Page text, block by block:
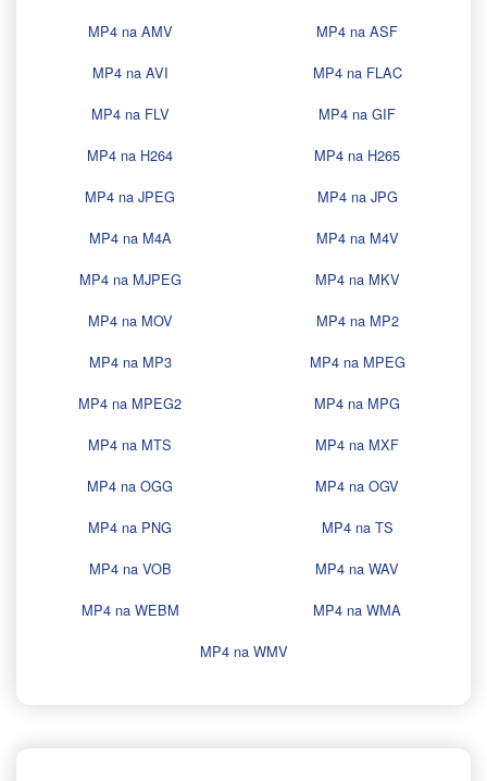
MP4 na AMV
MP4 na ASF
MP4 na AVI
MP4 na FLAC
MP4 na FLV
MP4 na GIF
MP4 na H264
MP4 na H265
MP4 na JPEG
MP4 na JPG
MP4 na M4A
MP4 na M4V
MP4 na MJPEG
MP4 na MKV
MP4 na MOV
MP4 na MP2
MP4 na MP3
MP4 na MPEG
MP4 na MPEG2
MP4 na MPG
MP4 na MTS
MP4 na MXF
MP4 na OGG
MP4 na OGV
MP4 na PNG
MP4 na TS
MP4 na VOB
MP4 na WAV
MP4 na WEBM
MP4 na WMA
MP4 na WMV